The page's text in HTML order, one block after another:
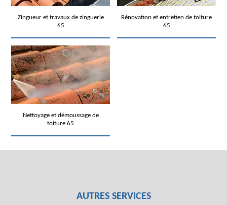
Zingueur et travaux de zinguerie
65
Rénovation et entretien de toiture
65
Nettoyage et démoussage de
toiture 65
AUTRES SERVICES